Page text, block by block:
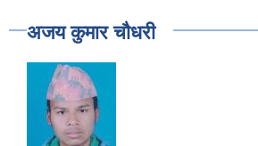
अजय कुमार चाैधरी